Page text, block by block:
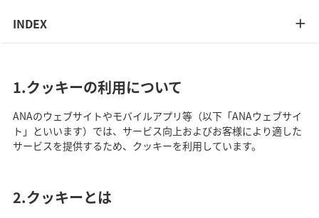
INDEX
1.クッキーの利用について
ANAのウェブサイトやモバイルアプリ等（以下「ANAウェブサイ
ト」といいます）では、サービス向上およびお客様により適した
サービスを提供するため、クッキーを利用しています。
2.クッキーとは